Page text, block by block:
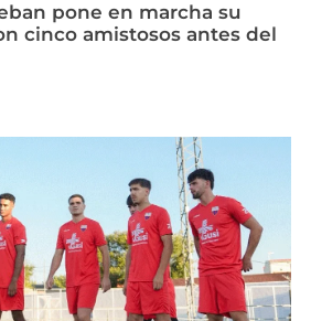
pone en marcha su
cinco amistosos antes del